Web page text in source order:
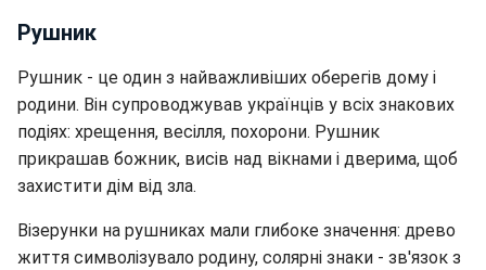
Рушник
Рушник - це один з найважливіших оберегів дому і
родини. Він супроводжував українців у всіх знакових
подіях: хрещення, весілля, похорони. Рушник
прикрашав божник, висів над вікнами і дверима, щоб
захистити дім від зла.
Візерунки на рушниках мали глибоке значення: древо
життя символізувало родину, солярні знаки - зв'язок з